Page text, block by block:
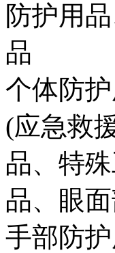
防护用
品
个体防
(应急救
品、特
品、眼
手部防